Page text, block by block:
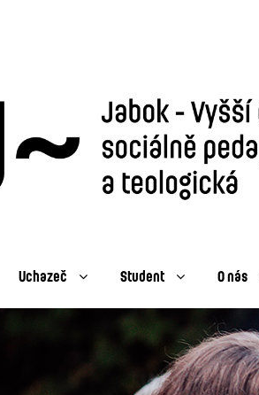
Uchazeč Student O nás